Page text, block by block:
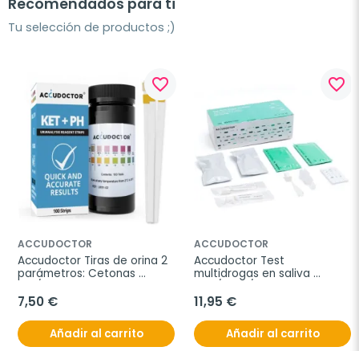
Recomendados para ti
Tu selección de productos ;)
favorite_border
ACCUDOCTOR
Accudoctor Tiras de orina 2
parámetros: Cetonas
7,50 €
Añadir al carrito
favorite_border
ACCUDOCTOR
Accudoctor Test
multidrogas en saliva
pruebas
11,95 €
Añadir al carrito